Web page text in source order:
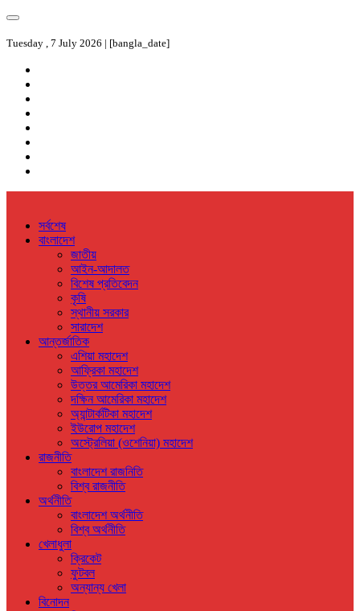
Tuesday , 7 July 2026 | [bangla_date]
সর্বশেষ
বাংলাদেশ
জাতীয়
আইন-আদালত
বিশেষ প্রতিবেদন
কৃষি
স্থানীয় সরকার
সারাদেশ
আন্তর্জাতিক
এশিয়া মহাদেশ
আফ্রিকা মহাদেশ
উত্তর আমেরিকা মহাদেশ
দক্ষিন আমেরিকা মহাদেশ
অ্যান্টার্কটিকা মহাদেশ
ইউরোপ মহাদেশ
অস্ট্রেলিয়া (ওশেনিয়া) মহাদেশ
রাজনীতি
বাংলাদেশ রাজনিতি
বিশ্ব রাজনীতি
অর্থনীতি
বাংলাদেশ অর্থনীতি
বিশ্ব অর্থনীতি
খেলাধুলা
ক্রিকেট
ফুটবল
অন্যান্য খেলা
বিনোদন